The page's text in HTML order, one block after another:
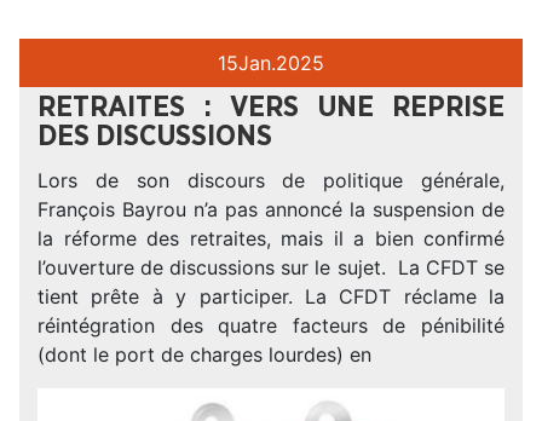
15Jan.2025
RETRAITES : VERS UNE REPRISE
DES DISCUSSIONS
Lors de son discours de politique générale,
François Bayrou n’a pas annoncé la suspension de
la réforme des retraites, mais il a bien confirmé
l’ouverture de discussions sur le sujet. La CFDT se
tient prête à y participer. La CFDT réclame la
réintégration des quatre facteurs de pénibilité
(dont le port de charges lourdes) en